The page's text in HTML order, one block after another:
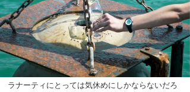
ラナーティにとっては気休めにしかならないだろ